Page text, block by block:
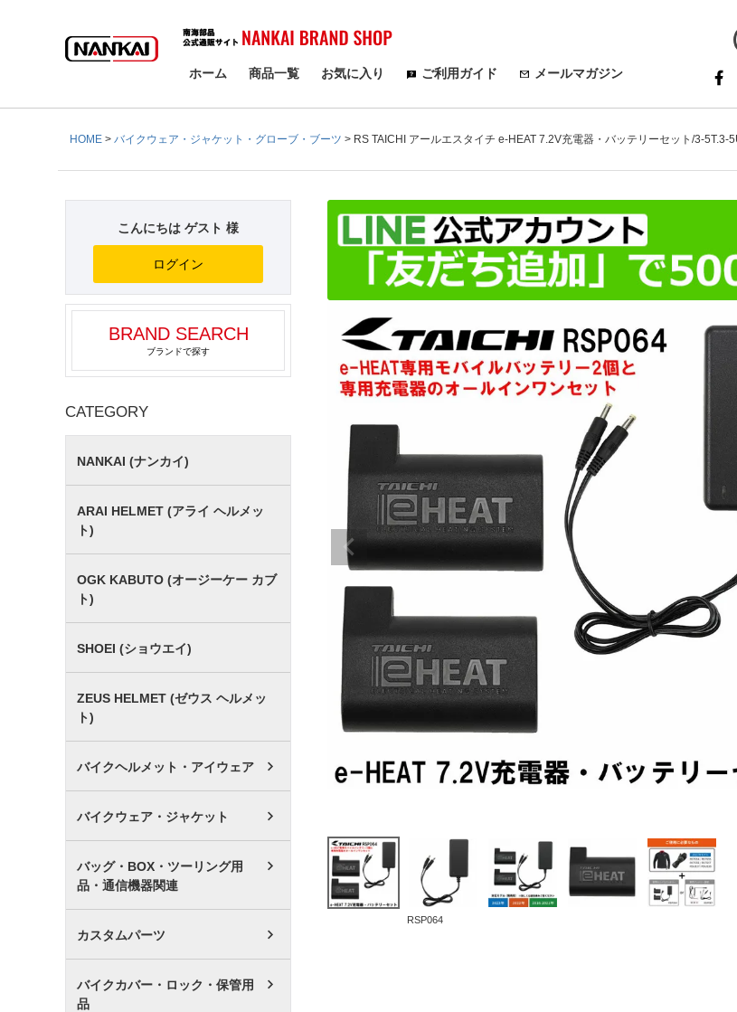
検索
ホーム 商品一覧 お気に入り ご利用ガイド メールマガジン
HOME バイクウェア・ジャケット・グローブ・ブーツ RS TAICHI アールエスタイチ e-HEAT 7.2V充電器・バッテリーセット/3-5T.3-
こんにちは ゲスト 様
ログイン
BRAND SEARCH
ブランドで探す
CATEGORY
NANKAI (ナンカイ)
ARAI HELMET (アライ ヘルメッ
ト)
OGK KABUTO (オージーケー カブ
ト)
SHOEI (ショウエイ)
ZEUS HELMET (ゼウス ヘルメッ
ト)
バイクヘルメット・アイウェア
バイクウェア・ジャケット
バッグ・BOX・ツーリング用
品・通信機器関連
カスタムパーツ
バイクカバー・ロック・保管用
品
RSP064